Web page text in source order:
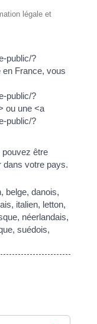
légale et
public/?
France, vous
public/?
ou une <a
public/?
pouvez être
dans votre pays.
belge, danois,
italien, letton,
néerlandais,
suédois,